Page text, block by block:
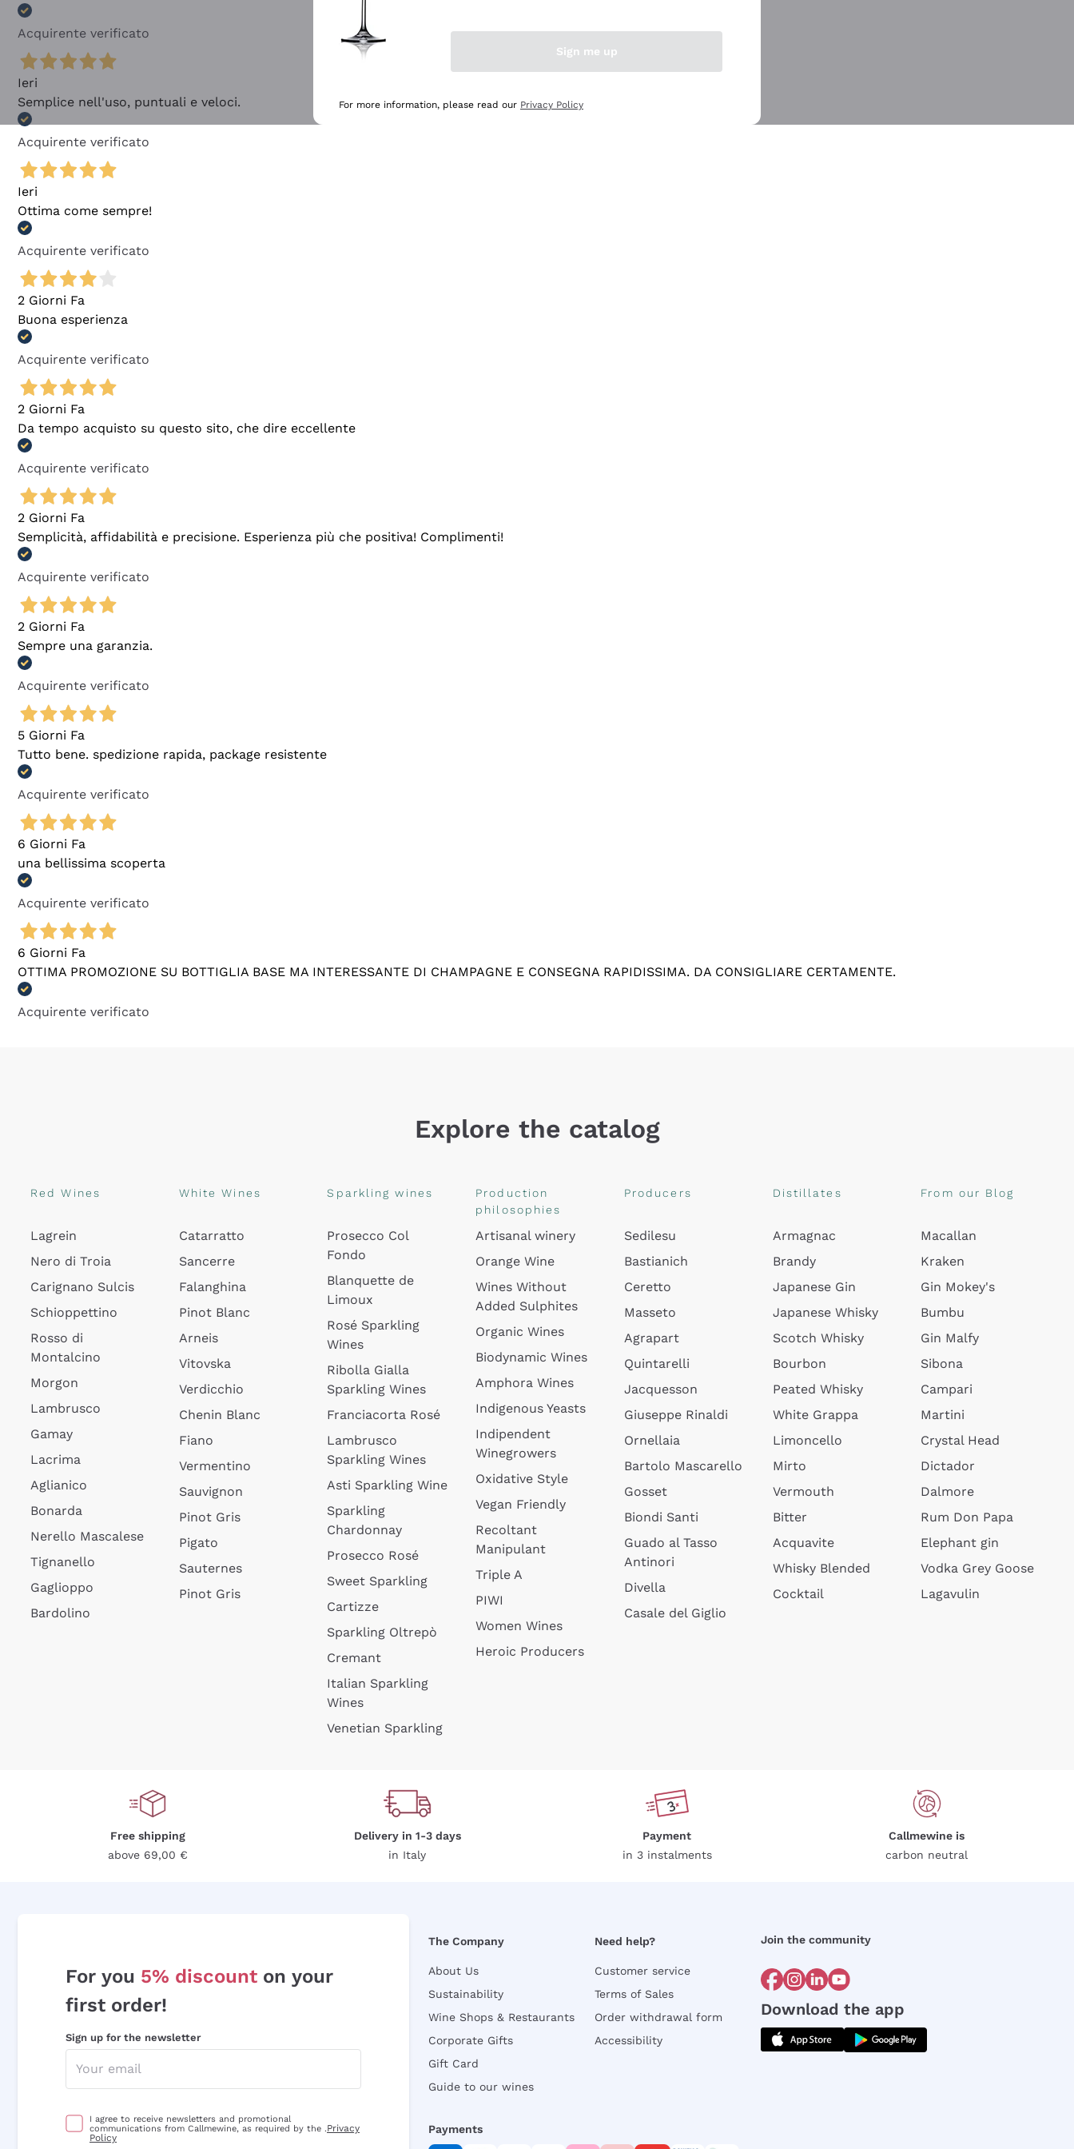
Acquirente verificato
Ieri
Semplice nell'uso, puntuali e veloci.
Acquirente verificato
Ieri
Ottima come sempre!
Acquirente verificato
2 Giorni Fa
Buona esperienza
Acquirente verificato
2 Giorni Fa
Da tempo acquisto su questo sito, che dire eccellente
Acquirente verificato
2 Giorni Fa
Semplicità, affidabilità e precisione. Esperienza più che positiva! Complimenti!
Acquirente verificato
2 Giorni Fa
Sempre una garanzia.
Acquirente verificato
5 Giorni Fa
Tutto bene. spedizione rapida, package resistente
Acquirente verificato
6 Giorni Fa
una bellissima scoperta
Acquirente verificato
6 Giorni Fa
OTTIMA PROMOZIONE SU BOTTIGLIA BASE MA INTERESSANTE DI CHAMPAGNE E CONSEGNA RAPIDISSIMA. DA CONSIGLIARE CERTAMENTE.
Acquirente verificato
Explore the catalog
Red Wines
Lagrein
Nero di Troia
Carignano Sulcis
Schioppettino
Rosso di
Montalcino
Morgon
Lambrusco
Gamay
Lacrima
Aglianico
Bonarda
Nerello Mascalese
Tignanello
Gaglioppo
Bardolino
White Wines
Catarratto
Sancerre
Falanghina
Pinot Blanc
Arneis
Vitovska
Verdicchio
Chenin Blanc
Fiano
Vermentino
Sauvignon
Pinot Gris
Pigato
Sauternes
Pinot Gris
Sparkling wines
Prosecco Col
Fondo
Blanquette de
Limoux
Rosé Sparkling
Wines
Ribolla Gialla
Sparkling Wines
Franciacorta Rosé
Lambrusco
Sparkling Wines
Asti Sparkling Wine
Sparkling
Chardonnay
Prosecco Rosé
Sweet Sparkling
Cartizze
Sparkling Oltrepò
Cremant
Italian Sparkling
Wines
Venetian Sparkling
Production
philosophies
Artisanal winery
Orange Wine
Wines Without
Added Sulphites
Organic Wines
Biodynamic Wines
Amphora Wines
Indigenous Yeasts
Indipendent
Winegrowers
Oxidative Style
Vegan Friendly
Recoltant
Manipulant
Triple A
PIWI
Women Wines
Heroic Producers
Producers
Sedilesu
Bastianich
Ceretto
Masseto
Agrapart
Quintarelli
Jacquesson
Giuseppe Rinaldi
Ornellaia
Bartolo Mascarello
Gosset
Biondi Santi
Guado al Tasso
Antinori
Divella
Casale del Giglio
Distillates
Armagnac
Brandy
Japanese Gin
Japanese Whisky
Scotch Whisky
Bourbon
Peated Whisky
White Grappa
Limoncello
Mirto
Vermouth
Bitter
Acquavite
Whisky Blended
Cocktail
From our Blog
Macallan
Kraken
Gin Mokey's
Bumbu
Gin Malfy
Sibona
Campari
Martini
Crystal Head
Dictador
Dalmore
Rum Don Papa
Elephant gin
Vodka Grey Goose
Lagavulin
Free shipping
above 69,00 €
Delivery in 1-3 days
in Italy
Payment
in 3 instalments
Callmewine is
carbon neutral
For you 5% discount on your
first order!
Sign up for the newsletter
I agree to receive newsletters and promotional
communications from Callmewine, as required by the .Privacy
Policy
The Company
About Us
Sustainability
Wine Shops & Restaurants
Corporate Gifts
Gift Card
Guide to our wines
Need help?
Customer service
Terms of Sales
Order withdrawal form
Accessibility
Join the community
Download the app
Payments
Sign me up
For more information, please read our Privacy Policy